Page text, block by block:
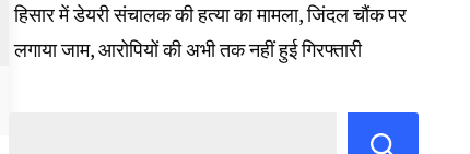
हिसार में डेयरी संचालक की हत्या का मामला, जिंदल चौंक पर
लगाया जाम, आरोपियों की अभी तक नहीं हुई गिरफ्तारी